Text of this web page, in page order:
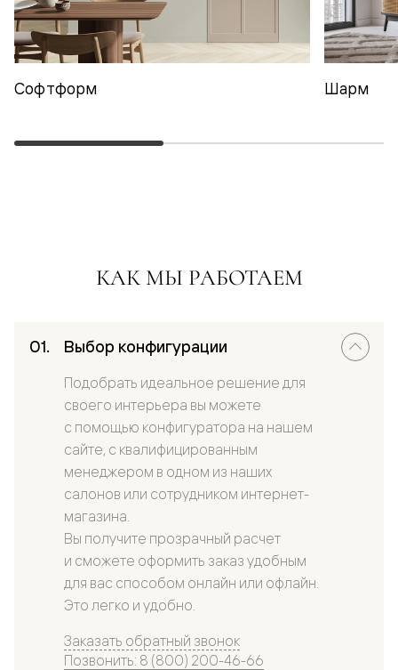
Софтформ Шарм
КАК МЫ РАБОТАЕМ
Выбор конфигурации
Подобрать идеальное решение для
своего интерьера вы можете
с помощью конфигуратора на нашем
сайте, с квалифицированным
менеджером в одном из наших
салонов или сотрудником интернет-
магазина.
Вы получите прозрачный расчет
и сможете оформить заказ удобным
для вас способом онлайн или офлайн.
Это легко и удобно.
Заказать обратный звонок
Позвонить: 8 (800) 200-46-66